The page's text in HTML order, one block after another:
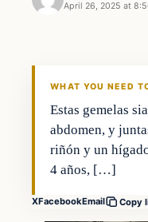
April 26, 2025 at
WHAT YOU NEED
Estas gemelas
abdomen, y
riñón y un
4 años, […]
XFacebookEmail Copy